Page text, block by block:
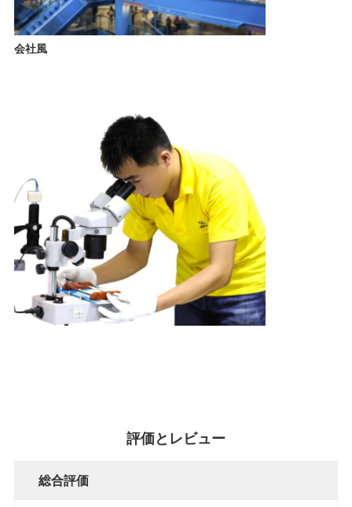
POLICY
会社風
評価とレビュー
総合評価